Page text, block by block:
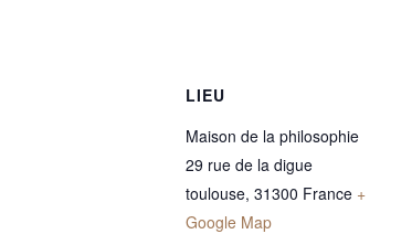
LIEU
Maison de la philosophie
29 rue de la digue
toulouse, 31300 France +
Google Map